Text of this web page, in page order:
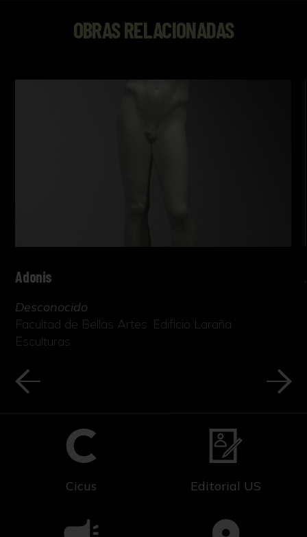
OBRAS RELACIONADAS
Adonis
Desconocido
Facultad de Bellas Artes. Edificio Laraña
Esculturas
Cicus Editorial US